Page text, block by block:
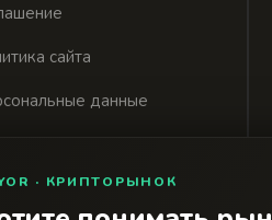
сайта
данные
· КРИПТОРЫНОК